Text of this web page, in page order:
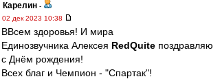
Карелин -
02 дек 2023 10:38
ВВсем здоровья! И мира
Единозвучника Алексея RedQuite поздравляю
с Днём рождения!
Всех благ и Чемпион - "Спартак"!